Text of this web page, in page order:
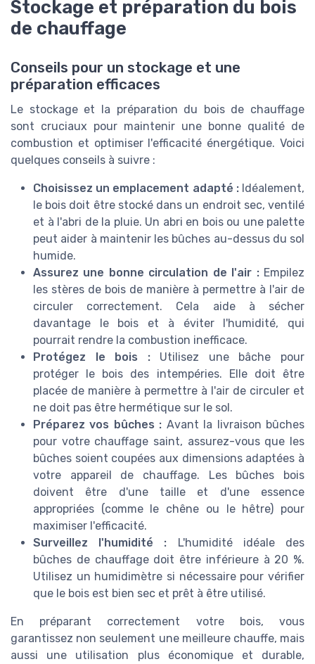
Stockage et préparation du bois
de chauffage
Conseils pour un stockage et une
préparation efficaces
Le stockage et la préparation du bois de chauffage
sont cruciaux pour maintenir une bonne qualité de
combustion et optimiser l'efficacité énergétique. Voici
quelques conseils à suivre :
Choisissez un emplacement adapté :Idéalement,
le bois doit être stocké dans un endroit sec, ventilé
et à l'abri de la pluie. Un abri en bois ou une palette
peut aider à maintenir les bûches au-dessus du sol
humide.
Assurez une bonne circulation de l'air :Empilez
les stères de bois de manière à permettre à l'air de
circuler correctement. Cela aide à sécher
davantage le bois et à éviter l'humidité, qui
pourrait rendre la combustion inefficace.
Protégez le bois :Utilisez une bâche pour
protéger le bois des intempéries. Elle doit être
placée de manière à permettre à l'air de circuler et
ne doit pas être hermétique sur le sol.
Préparez vos bûches : Avant la livraison bûches
pour votre chauffage saint, assurez-vous que les
bûches soient coupées aux dimensions adaptées à
votre appareil de chauffage. Les bûches bois
doivent être d'une taille et d'une essence
appropriées (comme le chêne ou le hêtre) pour
maximiser l'efficacité.
Surveillez l'humidité : L'humidité idéale des
bûches de chauffage doit être inférieure à 20 %.
Utilisez un humidimètre si nécessaire pour vérifier
que le bois est bien sec et prêt à être utilisé.
En préparant correctement votre bois, vous
garantissez non seulement une meilleure chauffe, mais
aussi une utilisation plus économique et durable,